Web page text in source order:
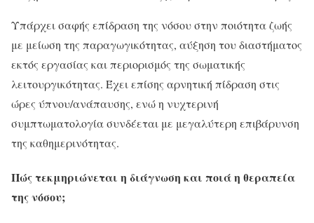
Υπάρχει σαφής επίδραση της νόσου στην ποιότητα ζωής
με μείωση της παραγωγικότητας, αύξηση του διαστήματος
εκτός εργασίας και περιορισμός της σωματικής
λειτουργικότητας. Έχει επίσης αρνητική πίδραση στις
ώρες ύπνου/ανάπαυσης, ενώ η νυχτερινή
συμπτωματολογία συνδέεται με μεγαλύτερη επιβάρυνση
της καθημερινότητας.
Πώς τεκμηριώνεται η διάγνωση και ποιά η θεραπεία
της νόσου;